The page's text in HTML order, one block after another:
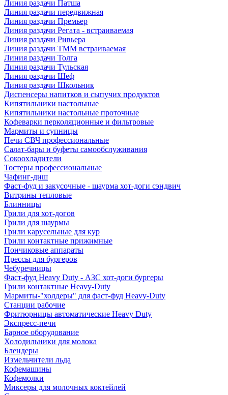
Линия раздачи Патша
Линия раздачи передвижная
Линия раздачи Премьер
Линия раздачи Регата - встраиваемая
Линия раздачи Ривьера
Линия раздачи ТММ встраиваемая
Линия раздачи Толга
Линия раздачи Тульская
Линия раздачи Шеф
Линия раздачи Школьник
Диспенсеры напитков и сыпучих продуктов
Кипятильники настольные
Кипятильники настольные проточные
Кофеварки перколяционные и фильтровые
Мармиты и супницы
Печи СВЧ профессиональные
Салат-бары и буфеты самообслуживания
Сокоохладители
Тостеры профессиональные
Чафинг-диш
Фаст-фуд и закусочные - шаурма хот-доги сэндвич
Витрины тепловые
Блинницы
Грили для хот-догов
Грили для шаурмы
Грили карусельные для кур
Грили контактные прижимные
Пончиковые аппараты
Прессы для бургеров
Чебуречницы
Фаст-фуд Heavy Duty - АЗС хот-доги бургеры
Грили контактные Heavy-Duty
Мармиты-"холдеры" для фаст-фуд Heavy-Duty
Станции рабочие
Фритюрницы автоматические Heavy Duty
Экспресс-печи
Барное оборудование
Холодильники для молока
Блендеры
Измельчители льда
Кофемашины
Кофемолки
Миксеры для молочных коктейлей